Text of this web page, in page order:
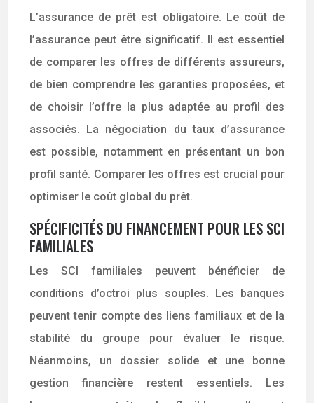
L’assurance de prêt est obligatoire. Le coût de
l’assurance peut être significatif. Il est essentiel
de comparer les offres de différents assureurs,
de bien comprendre les garanties proposées, et
de choisir l’offre la plus adaptée au profil des
associés. La négociation du taux d’assurance
est possible, notamment en présentant un bon
profil santé. Comparer les offres est crucial pour
optimiser le coût global du prêt.
SPÉCIFICITÉS DU FINANCEMENT POUR LES SCI
FAMILIALES
Les SCI familiales peuvent bénéficier de
conditions d’octroi plus souples. Les banques
peuvent tenir compte des liens familiaux et de la
stabilité du groupe pour évaluer le risque.
Néanmoins, un dossier solide et une bonne
gestion financière restent essentiels. Les